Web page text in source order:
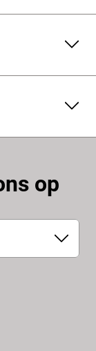
op